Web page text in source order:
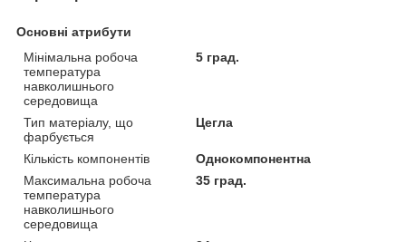
Основні атрибути
Мінімальна робоча
температура
навколишнього
середовища
5 град.
Тип матеріалу, що
фарбується
Цегла
Кількість компонентів
Однокомпонентна
Максимальна робоча
температура
навколишнього
середовища
35 град.